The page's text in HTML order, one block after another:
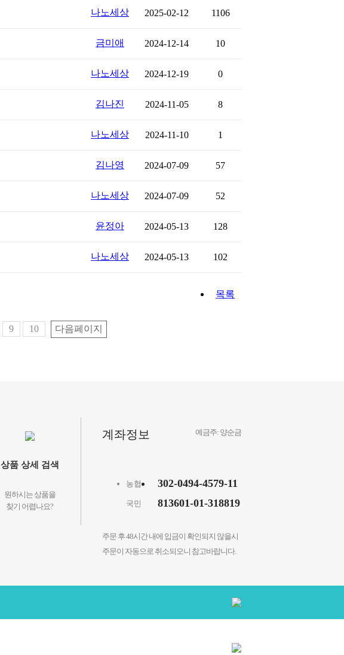
나노세상 2025-02-12 1106
금미애 2024-12-14 10
나노세상 2024-12-19 0
김나진 2024-11-05 8
나노세상 2024-11-10 1
김나영 2024-07-09 57
나노세상 2024-07-09 52
윤정아 2024-05-13 128
나노세상 2024-05-13 102
목록
9 10 다음페이지
상품 상세 검색
원하시는 상품을
찾기 어렵나요?
계좌정보 예금주: 양순금
농협
국민
302-0494-4579-11
813601-01-318819
주문 후 48시간 내에 입금이 확인되지 않을시
주문이 자동으로 취소되오니 참고바랍니다.